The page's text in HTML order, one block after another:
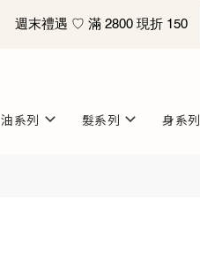
油系列 髮系列 身系列
週末禮遇 ♡ 滿 2800 現折 150